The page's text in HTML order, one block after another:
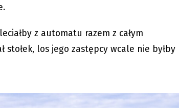
z automatu razem z całym
stołek, los jego zastępcy wcale nie byłby